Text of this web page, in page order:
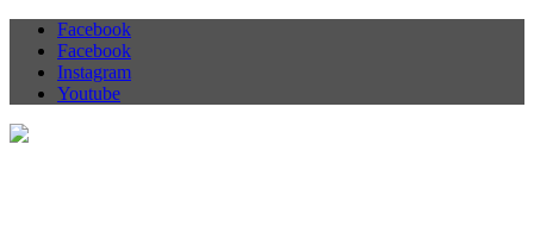
Facebook
Facebook
Instagram
Youtube